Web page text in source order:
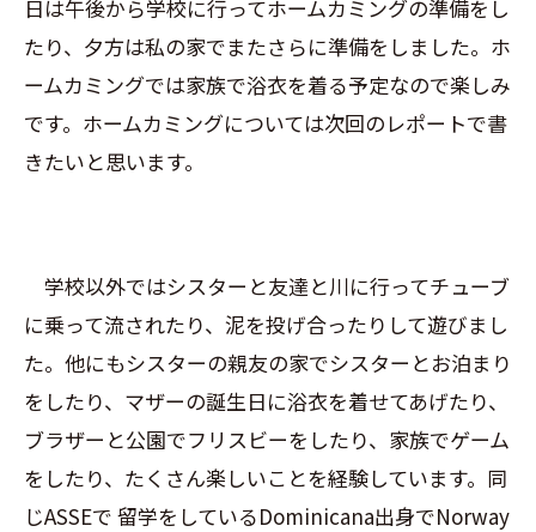
日は午後から学校に行ってホームカミングの準備をし
たり、夕方は私の家でまたさらに準備をしました。ホ
ームカミングでは家族で浴衣を着る予定なので楽しみ
です。ホームカミングについては次回のレポートで書
きたいと思います。
学校以外ではシスターと友達と川に行ってチューブ
に乗って流されたり、泥を投げ合ったりして遊びまし
た。他にもシスターの親友の家でシスターとお泊まり
をしたり、マザーの誕生日に浴衣を着せてあげたり、
ブラザーと公園でフリスビーをしたり、家族でゲーム
をしたり、たくさん楽しいことを経験しています。同
じASSEで 留学をしているDominicana出身でNorway